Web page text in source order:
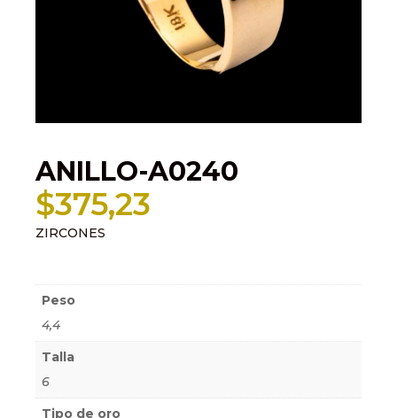
ANILLO-A0240
$375,23
ZIRCONES
Peso
4,4
Talla
6
Tipo de oro